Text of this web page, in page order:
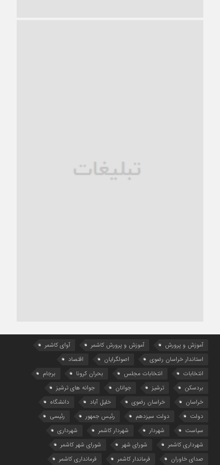
آموزش و پرورش آموزش و پرورش کاشمر
آوای کاشمر
استاندار خراسان رضوی
اصولگرایان
اقتصاد
انتخابات
انتخابات مجلس بحران کرونا
برجام
بردسکن
ترشیز جوانان
جوانه های ترشیز
خراسان
خراسان رضوی خلیل آباد
دانشگاه
دولت
دولت سیزدهم رئیس جمهور
رئیسی
سیاست
شهردار شهردار کاشمر
شهرداری
شهرداری کاشمر
شورای شهر
شورای شهر کاشمر
صدای خاوران
فرماندار کاشمر فرمانداری کاشمر